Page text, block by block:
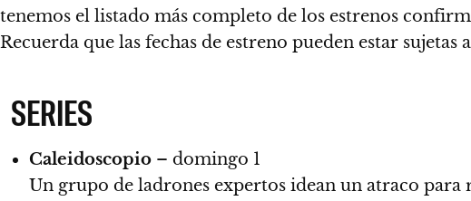
tenemos el listado más completo de los estrenos
Recuerda que las fechas de estreno pueden estar
SERIES
Caleidoscopio – domingo 1
Un grupo de ladrones expertos idean un atraco